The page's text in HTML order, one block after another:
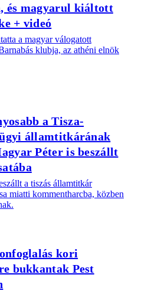
és magyarul kiáltott
+ videó
a magyar válogatott
klubja, az athéni elnök
a Tisza-
államtitkárának
Péter is beszállt
a tiszás államtitkár
miatti kommentharcba, közben
kori
bukkantak Pest